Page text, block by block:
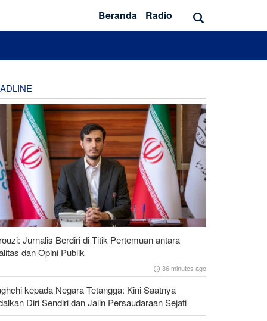
Beranda Radio
Jurnalis Berdiri di Titik Pertemuan antara
dan Opini Publik
36 minutes ago
kepada Negara Tetangga: Kini Saatnya
Diri Sendiri dan Jalin Persaudaraan Sejati